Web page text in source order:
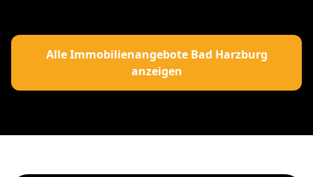
Alle Immobilienangebote Bad Harzburg
anzeigen